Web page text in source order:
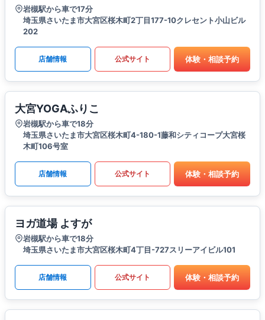
岩槻駅から車で17分
埼玉県さいたま市大宮区桜木町2丁目177-10クレセント小山ビル
202
店舗情報 公式サイト 体験・相談予約
大宮YOGAふりこ
岩槻駅から車で18分
埼玉県さいたま市大宮区桜木町4-180-1藤和シティコープ大宮桜
木町106号室
店舗情報 公式サイト 体験・相談予約
ヨガ道場 よすが
岩槻駅から車で18分
埼玉県さいたま市大宮区桜木町4丁目-727スリーアイビル101
店舗情報 公式サイト 体験・相談予約